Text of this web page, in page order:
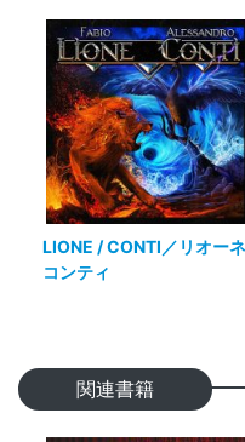
LIONE / CONTI／リオー
コンティ
関連書籍